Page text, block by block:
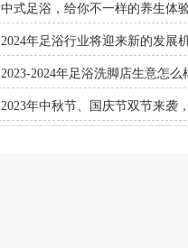
中式足浴，给你不一样的养生体验
2024年足浴行业将迎来新的发展
2023-2024年足浴洗脚店生意怎
2023年中秋节、国庆节双节来袭